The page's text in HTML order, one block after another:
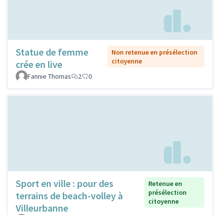
Statue de femme
crée en live
Non retenue en présélection
citoyenne
Fannie Thomas
2 0
Sport en ville : pour des
terrains de beach-volley à
Villeurbanne
Retenue en
présélection
citoyenne